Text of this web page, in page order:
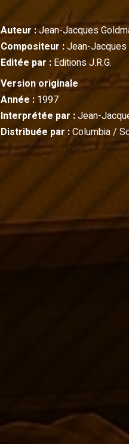
Auteur :Jean-Jacques
Compositeur :Jean-Jacques
Editée par : Editions J.R.G.
Version originale
Année : 1997
Interprétée par :Jean-
Distribuée par :Columbia /